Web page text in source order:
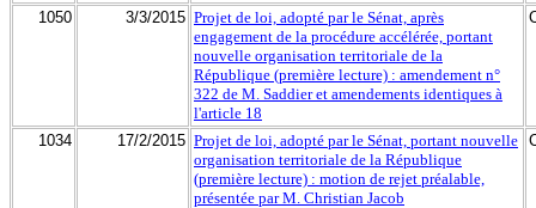
1050 3/3/2015 Projet de loi, adopté par le Sénat, après
engagement de la procédure accélérée, portant
nouvelle organisation territoriale de la
République (première lecture) : amendement n°
322 de M. Saddier et amendements identiques à
l'article 18
1034 17/2/2015 Projet de loi, adopté par le Sénat, portant nouvelle
organisation territoriale de la République
(première lecture) : motion de rejet préalable,
présentée par M. Christian Jacob